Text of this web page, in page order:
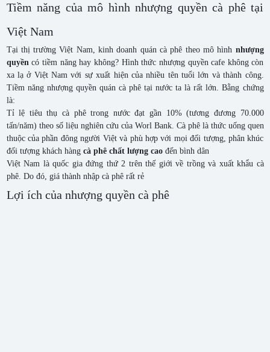
Tiềm năng của mô hình nhượng quyền cà phê tại
Việt Nam
Tại thị trường Việt Nam, kinh doanh quán cà phê theo mô hình nhượng
quyềncó tiềm năng hay không? Hình thức nhượng quyền cafe không còn
xa lạ ở Việt Nam với sự xuất hiện của nhiều tên tuổi lớn và thành công.
Tiềm năng nhượng quyền quán cà phê tại nước ta là rất lớn. Bằng chứng
là:
Tỉ lệ tiêu thụ cà phê trong nước đạt gần 10% (tương đương 70.000
tấn/năm) theo số liệu nghiên cứu của Worl Bank. Cà phê là thức uống quen
thuộc của phần đông người Việt và phù hợp với mọi đối tượng, phân khúc
đối tượng khách hàng cà phê chất lượng caođến bình dân
Việt Nam là quốc gia đứng thứ 2 trên thế giới về trồng và xuất khẩu cà
phê. Do đó, giá thành nhập cà phê rất rẻ
Lợi ích của nhượng quyền cà phê